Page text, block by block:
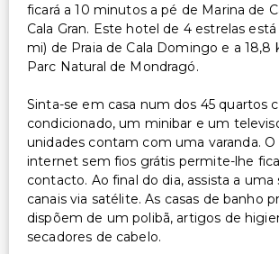
ficará a 10 minutos a pé de Marina de
Cala Gran. Este hotel de 4 estrelas está
mi) de Praia de Cala Domingo e a 18,8
Parc Natural de Mondragó.
Sinta-se em casa num dos 45 quartos
condicionado, um minibar e um
unidades contam com uma varanda. O
internet sem fios grátis permite-lhe
contacto. Ao final do dia, assista a uma
canais via satélite. As casas de banho
dispõem de um polibã, artigos de
secadores de cabelo.